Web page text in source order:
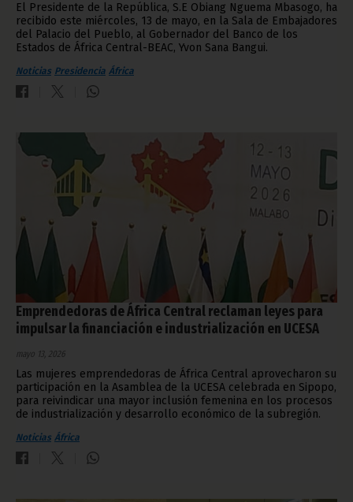
El Presidente de la República, S.E Obiang Nguema Mbasogo, ha
recibido este miércoles, 13 de mayo, en la Sala de Embajadores
del Palacio del Pueblo, al Gobernador del Banco de los
Estados de África Central-BEAC, Yvon Sana Bangui.
Noticias Presidencia África
Emprendedoras de África Central reclaman leyes para
impulsar la financiación e industrialización en UCESA
mayo 13, 2026
Las mujeres emprendedoras de África Central aprovecharon su
participación en la Asamblea de la UCESA celebrada en Sipopo,
para reivindicar una mayor inclusión femenina en los procesos
de industrialización y desarrollo económico de la subregión.
Noticias África